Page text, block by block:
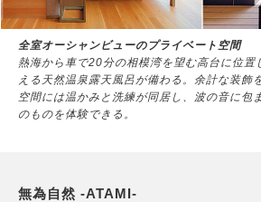
全室オーシャンビューのプライベート空間
熱海から車で20分の相模湾を望む高台に位置
える天然温泉露天風呂が備わる。余計な装飾
空間には温かみと洗練が同居し、波の音に包
のものを体験できる。
無為自然 -ATAMI-